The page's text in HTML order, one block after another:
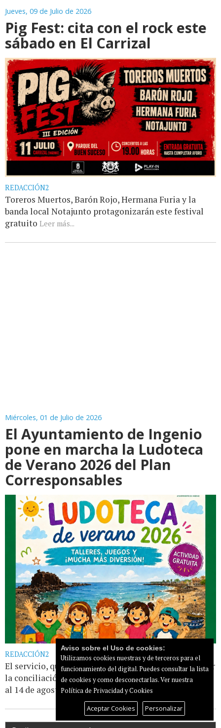
Jueves, 09 de Julio de 2026
Pig Fest: cita con el rock este
sábado en El Carrizal
REDACCIÓN2
Toreros Muertos, Barón Rojo, Hermana Furia y la
banda local Notajunto protagonizarán este festival
gratuito Leer más...
Miércoles, 01 de Julio de 2026
El Ayuntamiento de Ingenio
pone en marcha la Ludoteca
de Verano 2026 del Plan
Corresponsables
REDACCIÓN2
El servicio, que tiene como objetivo principal facilitar
la conciliación familiar, se desarrollará del 6 de julio
al 14 de agosto, de lunes a [...]Leer más...
Aviso sobre el Uso de cookies:
Utilizamos cookies nuestras y de terceros para el
funcionamiento del digital. Puedes consultar la lista
de cookies y como desconectarlas.Ver nuestra
Política de Privacidad y Cookies
Aceptar Cookies Personalizar